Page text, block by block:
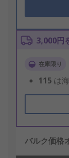
3,000円
在庫限り
115 は
バルク価格